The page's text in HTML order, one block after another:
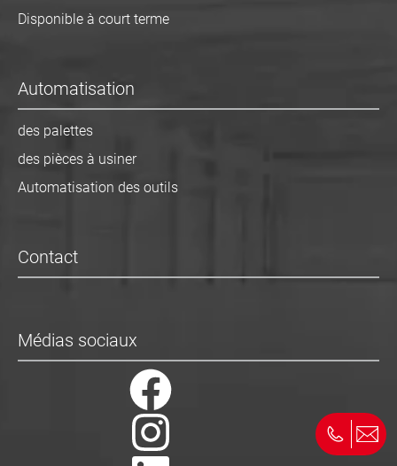
Disponible à court terme
Automatisation
des palettes
des pièces à usiner
Automatisation des outils
Contact
Médias sociaux